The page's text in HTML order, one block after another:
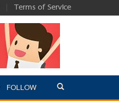
| Terms of Service
FOLLOW